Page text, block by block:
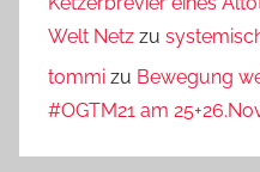
Welt Netz zu
tommi zu Bewegung
#OGTM21 am